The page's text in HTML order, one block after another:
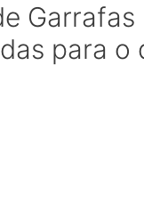
Garrafas
para o